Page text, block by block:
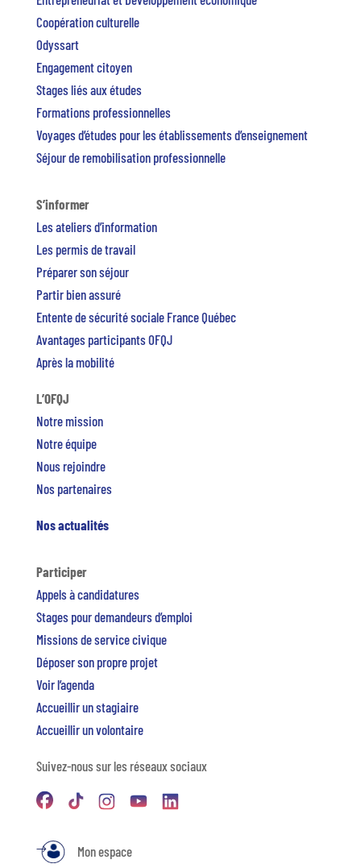
Coopération culturelle
Odyssart
Engagement citoyen
Stages liés aux études
Formations professionnelles
Voyages d’études pour les établissements d’enseignement
Séjour de remobilisation professionnelle
S’informer
Les ateliers d’information
Les permis de travail
Préparer son séjour
Partir bien assuré
Entente de sécurité sociale France Québec
Avantages participants OFQJ
Après la mobilité
L’OFQJ
Notre mission
Notre équipe
Nous rejoindre
Nos partenaires
Nos actualités
Participer
Appels à candidatures
Stages pour demandeurs d’emploi
Missions de service civique
Déposer son propre projet
Voir l’agenda
Accueillir un stagiaire
Accueillir un volontaire
Suivez-nous sur les réseaux sociaux
Mon espace